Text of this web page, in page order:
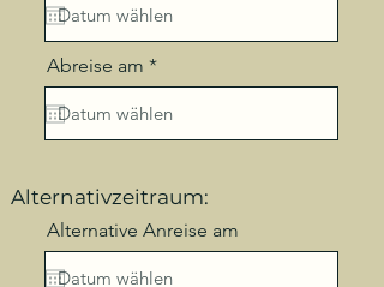
u
i
r
e
Abreise am *r
e
u
i
d
Alternativzeitraum:
Alternative Anreise am